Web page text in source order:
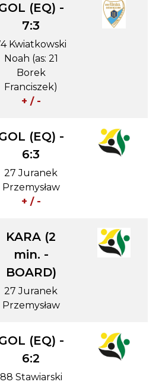
(EQ) -
7:3
Kwiatkowski
Noah (as: 21
Borek
Franciszek)
+ / -
(EQ) -
6:3
27 Juranek
Przemysław
+ / -
KARA (2
min. -
BOARD)
27 Juranek
Przemysław
(EQ) -
6:2
88 Stawiarski